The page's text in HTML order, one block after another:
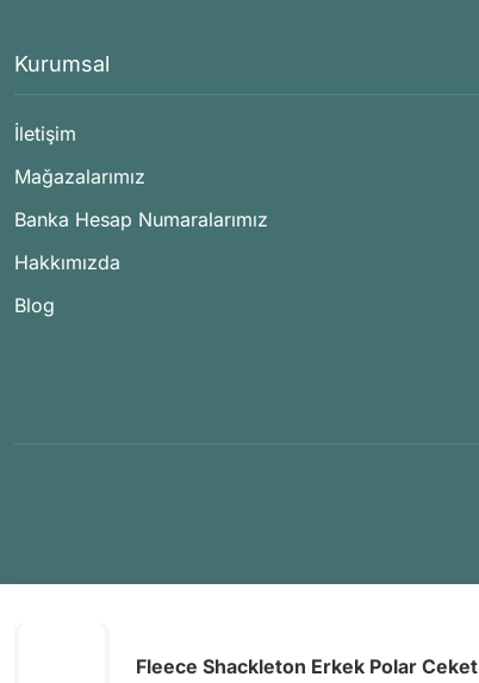
Fleece Shackleton Erkek Polar Ceket
Kurumsal
İletişim
Mağazalarımız
Banka Hesap Numaralarımız
Hakkımızda
Blog